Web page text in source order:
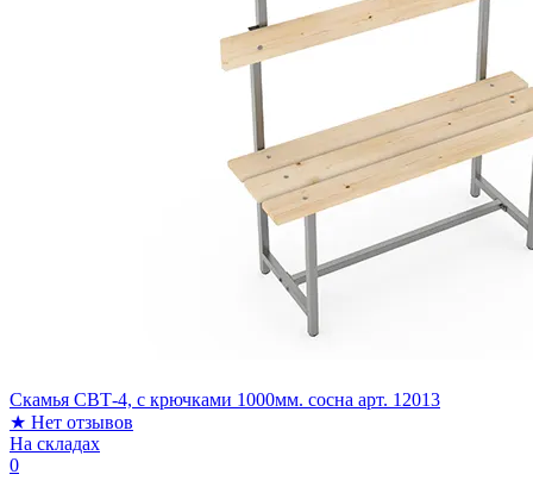
Скамья СВТ-4, с крючками 1000мм. сосна арт. 12013
★ Нет отзывов
На складах
0